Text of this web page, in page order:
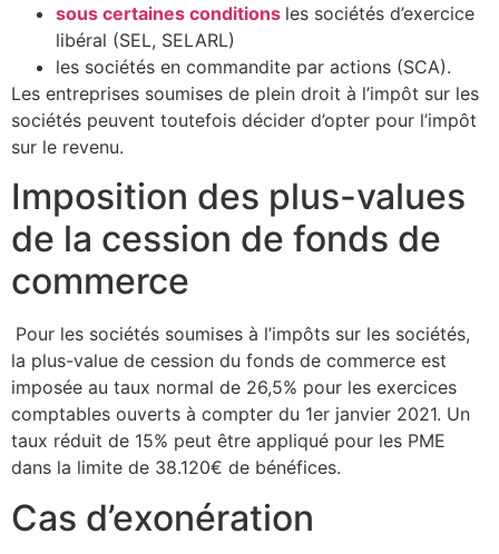
sous certaines conditions les sociétés d’exercice
libéral (SEL, SELARL)
les sociétés en commandite par actions (SCA).
Les entreprises soumises de plein droit à l’impôt sur les
sociétés peuvent toutefois décider d’opter pour l’impôt
sur le revenu.
Imposition des plus-values
de la cession de fonds de
commerce
Pour les sociétés soumises à l’impôts sur les sociétés,
la plus-value de cession du fonds de commerce est
imposée au taux normal de 26,5% pour les exercices
comptables ouverts à compter du 1er janvier 2021. Un
taux réduit de 15% peut être appliqué pour les PME
dans la limite de 38.120€ de bénéfices.
Cas d’exonération